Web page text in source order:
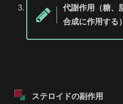
代謝作用（糖、
合成に作用する）
ステロイドの副作用